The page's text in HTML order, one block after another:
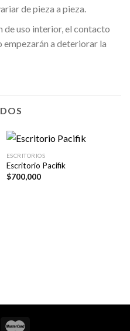
de pieza a pieza.
de uso interior, el contacto
empezarán a deteriorar la
ESCRITORIOS
Escritorio Pacifik
$700,000